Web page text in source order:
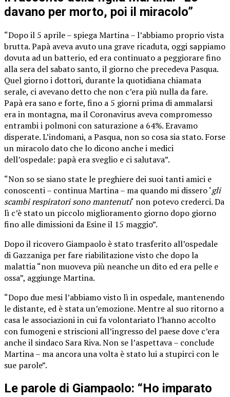
davano per morto, poi il miracolo”
“Dopo il 5 aprile – spiega Martina – l’abbiamo proprio vista
brutta. Papà aveva avuto una grave ricaduta, oggi sappiamo
dovuta ad un batterio, ed era continuato a peggiorare fino
alla sera del sabato santo, il giorno che precedeva Pasqua.
Quel giorno i dottori, durante la quotidiana chiamata
serale, ci avevano detto che non c’era più nulla da fare.
Papà era sano e forte, fino a 5 giorni prima di ammalarsi
era in montagna, ma il Coronavirus aveva compromesso
entrambi i polmoni con saturazione a 64%. Eravamo
disperate. L’indomani, a Pasqua, non so cosa sia stato. Forse
un miracolo dato che lo dicono anche i medici
dell’ospedale: papà era sveglio e ci salutava”.
“Non so se siano state le preghiere dei suoi tanti amici e
conoscenti – continua Martina – ma quando mi dissero ‘gli
scambi respiratori sono mantenuti‘ non potevo crederci. Da
lì c’è stato un piccolo miglioramento giorno dopo giorno
fino alle dimissioni da Esine il 15 maggio”.
Dopo il ricovero Giampaolo è stato trasferito all’ospedale
di Gazzaniga per fare riabilitazione visto che dopo la
malattia “non muoveva più neanche un dito ed era pelle e
ossa”, aggiunge Martina.
“Dopo due mesi l’abbiamo visto lì in ospedale, mantenendo
le distante, ed è stata un’emozione. Mentre al suo ritorno a
casa le associazioni in cui fa volontariato l’hanno accolto
con fumogeni e striscioni all’ingresso del paese dove c’era
anche il sindaco Sara Riva. Non se l’aspettava – conclude
Martina – ma ancora una volta è stato lui a stupirci con le
sue parole”.
Le parole di Giampaolo: “Ho imparato